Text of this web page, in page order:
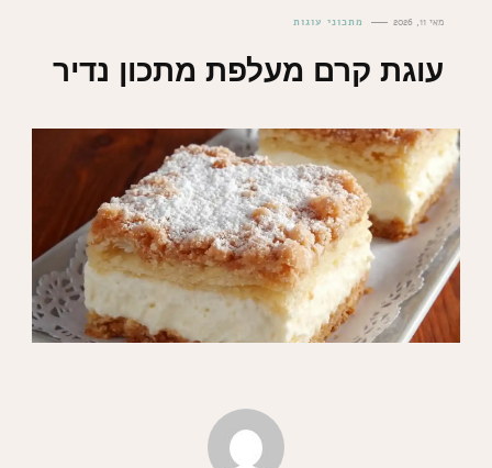
מאי 11, 2026 מתכוני עוגות
עוגת קרם מעלפת מתכון נדיר